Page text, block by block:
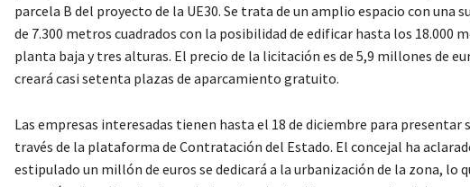
parcela B del proyecto de la UE30. Se trata de un amplio espacio con una
de 7.300 metros cuadrados con la posibilidad de edificar hasta los 18.000
planta baja y tres alturas. El precio de la licitación es de 5,9 millones de
creará casi setenta plazas de aparcamiento gratuito.
Las empresas interesadas tienen hasta el 18 de diciembre para presentar
través de la plataforma de Contratación del Estado. El concejal ha
estipulado un millón de euros se dedicará a la urbanización de la zona, lo